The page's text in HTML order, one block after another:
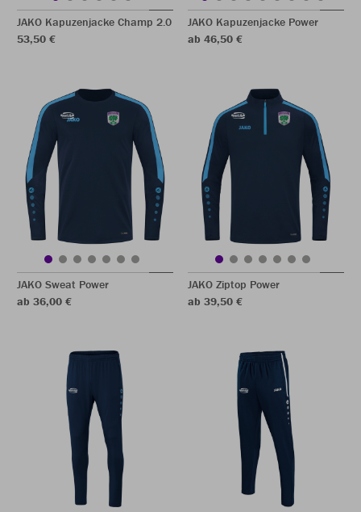
JAKO Kapuzenjacke Champ 2.0
53,50 €
JAKO Kapuzenjacke Power
ab 46,50 €
JAKO Sweat Power
ab 36,00 €
JAKO Ziptop Power
ab 39,50 €